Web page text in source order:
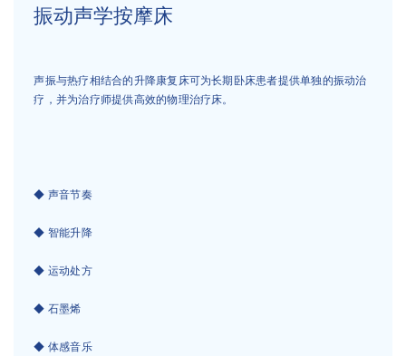
振动声学按摩床
声振与热疗相结合的升降康复床可为长期卧床患者提供单独的振动治
疗，并为治疗师提供高效的物理治疗床。
◆ 声音节奏
◆ 智能升降
◆ 运动处方
◆ 石墨烯
◆ 体感音乐